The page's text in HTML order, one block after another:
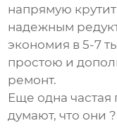
напрямую
надежным
экономия в 5-7
простою и
ремонт.
Еще одна
думают, что они